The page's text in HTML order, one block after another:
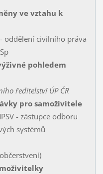
ve vztahu k
- oddělení civilního práva
pohledem
ředitelství ÚP ČR
pro samoživitele
- zástupce odboru
systémů